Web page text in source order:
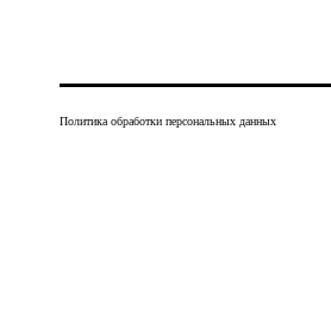
Политика обработки персональных данных